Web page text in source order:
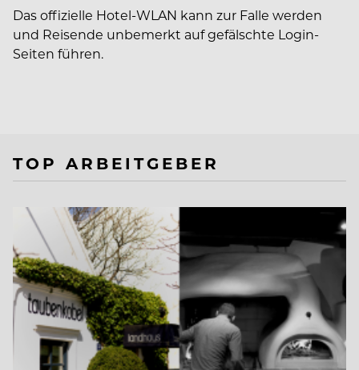
Das offizielle Hotel-WLAN kann zur Falle werden
und Reisende unbemerkt auf gefälschte Login-
Seiten führen.
TOP ARBEITGEBER